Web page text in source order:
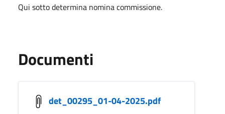
Qui sotto determina nomina commissione.
Documenti
det_00295_01-04-2025.pdf